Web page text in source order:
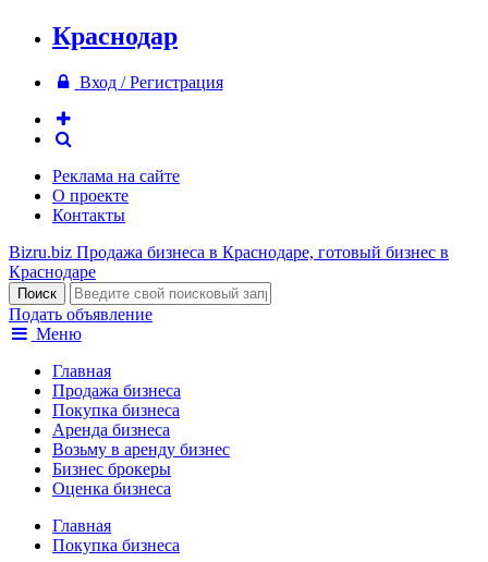
Краснодар
Вход / Регистрация
Реклама на сайте
О проекте
Контакты
Bizru.biz Продажа бизнеса в Краснодаре, готовый бизнес в
Краснодаре
Подать объявление
Меню
Главная
Продажа бизнеса
Покупка бизнеса
Аренда бизнеса
Возьму в аренду бизнес
Бизнес брокеры
Оценка бизнеса
Главная
Покупка бизнеса